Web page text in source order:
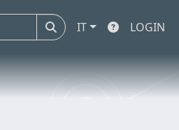
IT LOGIN